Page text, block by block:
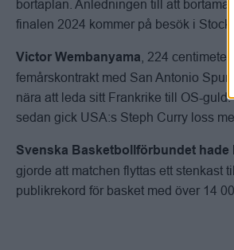
bortaplan. Anledningen till att
finalen 2024 kommer på besök i
Victor Wembanyama
, 224
femårskontrakt med San Antonio
nära att leda sitt Frankrike till OS-
sedan gick USA:s Steph Curry loss
Svenska Basketbollförbundet hade
gjorde att matchen flyttas ett stenkast
publikrekord för basket med över 14